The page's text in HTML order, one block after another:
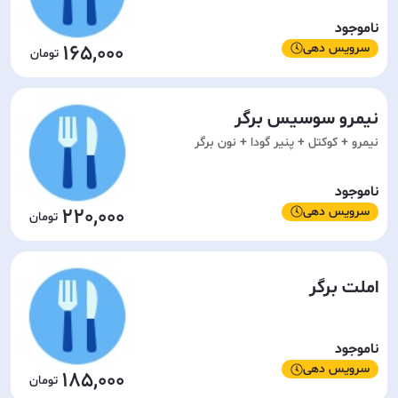
ناموجود
سرویس دهی 165,000
نیمرو سوسیس برگر
نیمرو + کوکتل + پنیر گودا + نون برگر
ناموجود
سرویس دهی 220,000
املت برگر
ناموجود
سرویس دهی 185,000